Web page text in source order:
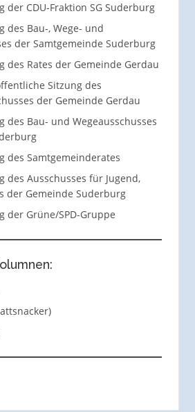
der CDU-Fraktion SG Suderburg
des Bau-, Wege- und
der Samtgemeinde Suderburg
des Rates der Gemeinde Gerdau
Sitzung des
der Gemeinde Gerdau
des Bau- und Wegeausschusses
des Samtgemeinderates
des Ausschusses für Jugend,
der Gemeinde Suderburg
der Grüne/SPD-Gruppe